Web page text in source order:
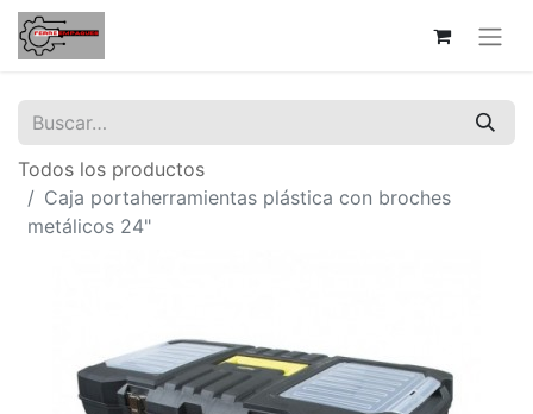
Todos los productos
Caja portaherramientas plástica con broches
metálicos 24"